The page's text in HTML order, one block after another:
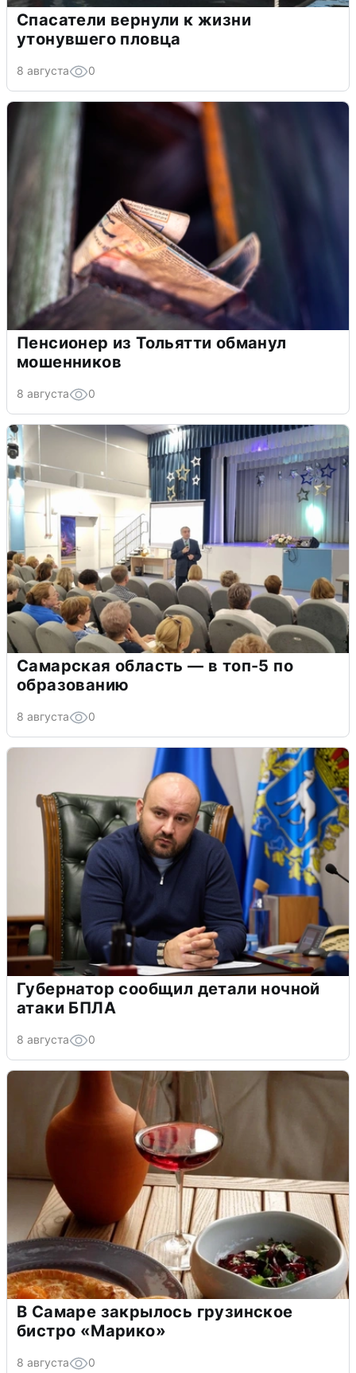
Спасатели вернули к жизни
утонувшего пловца
8 августа 0
Пенсионер из Тольятти обманул
мошенников
8 августа 0
Самарская область — в топ-5 по
образованию
8 августа 0
Губернатор сообщил детали ночной
атаки БПЛА
8 августа 0
В Самаре закрылось грузинское
бистро «Марико»
8 августа 0